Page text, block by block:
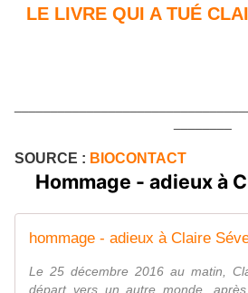
LE LIVRE QUI A TUÉ
SOURCE : BIOCONTACT
Hommage - adieux à
hommage - adieux à Claire
Le 25 décembre 2016 au matin,
départ vers un autre monde,